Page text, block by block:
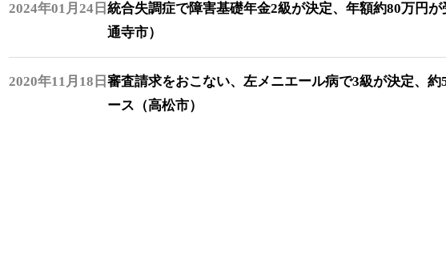
2024年01月24日 統合失調症で障害基礎年金2級が決定、年額約80万円
通寺市）
2020年11月18日 審査請求をおこない、左メニエール病で3級が決定、
ース（高松市）